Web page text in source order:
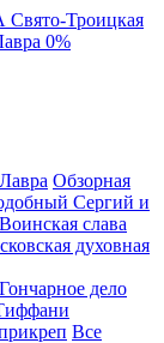
Свято-Троицкая
0%
Обзорная
Сергий и
Воинская слава
духовная
Гончарное дело
Все